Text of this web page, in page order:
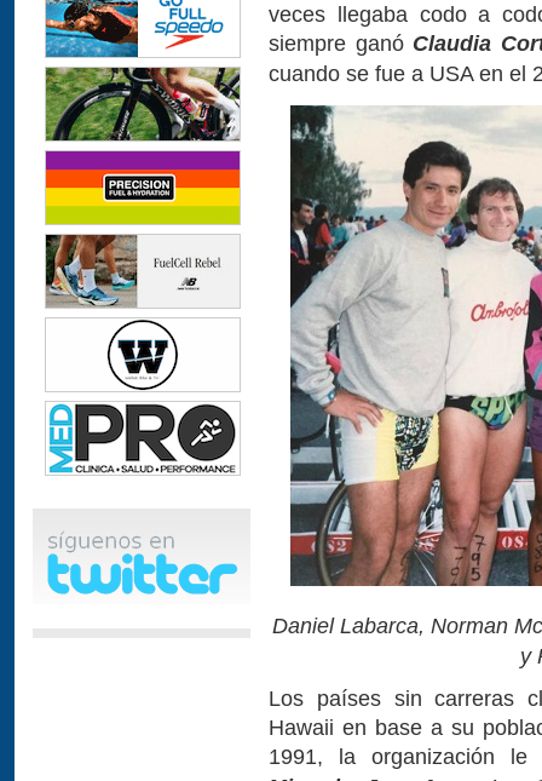
veces llegaba codo a
siempre ganó Claudia
cuando se fue a USA en el
Daniel Labarca, Norman
y
Los países sin carreras
Hawaii en base a su
1991, la organización